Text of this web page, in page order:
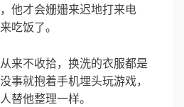
他才会姗姗来迟地打来电
吃饭了。
来不收拾，换洗的衣服都是
事就抱着手机埋头玩游戏，
替他整理一样。